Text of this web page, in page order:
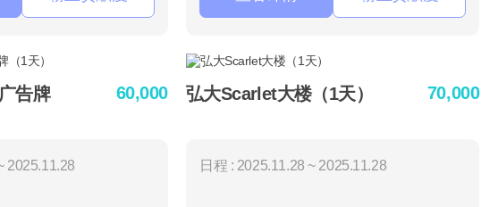
告牌
60,000
2025.11.28
弘大Scarlet大楼（1天） 70,000
日程 : 2025.11.28 ~ 2025.11.28